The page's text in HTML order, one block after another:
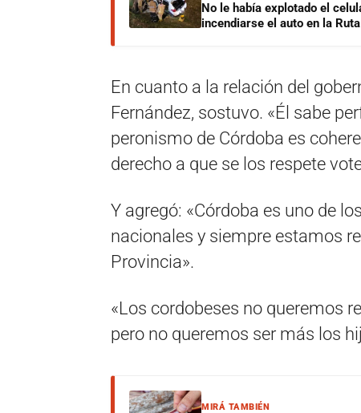
No le había explotado el
incendiarse el auto en la
En cuanto a la relación del
Fernández, sostuvo. «Él sabe
peronismo de Córdoba es
derecho a que se los respete
Y agregó: «Córdoba es uno de
nacionales y siempre estamos
Provincia».
«Los cordobeses no queremos
pero no queremos ser más los
MIRÁ TAMBIÉN